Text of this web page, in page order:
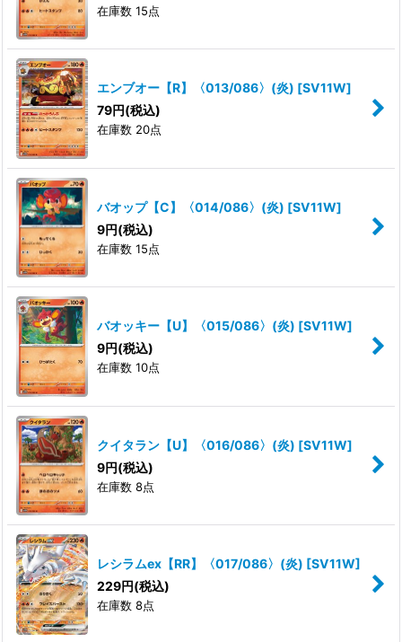
在庫数 15点
エンブオー【R】〈013/086〉(炎) [SV11W]
79円(税込)
在庫数 20点
バオップ【C】〈014/086〉(炎) [SV11W]
9円(税込)
在庫数 15点
バオッキー【U】〈015/086〉(炎) [SV11W]
9円(税込)
在庫数 10点
クイタラン【U】〈016/086〉(炎) [SV11W]
9円(税込)
在庫数 8点
レシラムex【RR】〈017/086〉(炎) [SV11W]
229円(税込)
在庫数 8点